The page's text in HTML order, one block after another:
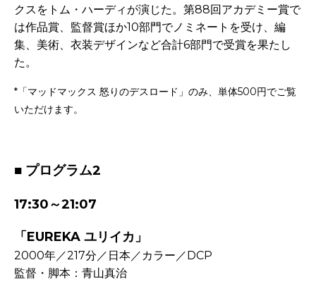
クスをトム・ハーディが演じた。第88回アカデミー賞で
は作品賞、監督賞ほか10部門でノミネートを受け、編
集、美術、衣装デザインなど合計6部門で受賞を果たし
た。
*「マッドマックス 怒りのデスロード」のみ、単体500円でご覧
いただけます。
■ プログラム2
17:30～21:07
「EUREKA ユリイカ」
2000年／217分／日本／カラー／DCP
監督・脚本：青山真治